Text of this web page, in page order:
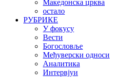
Македонска црква
остало
РУБРИКЕ
У фокусу
Вести
Богословље
Међуверски односи
Аналитика
Интервјуи